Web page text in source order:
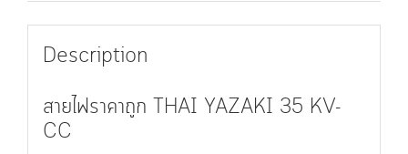
Description
สายไฟราคาถูก THAI YAZAKI 35 KV-
CC